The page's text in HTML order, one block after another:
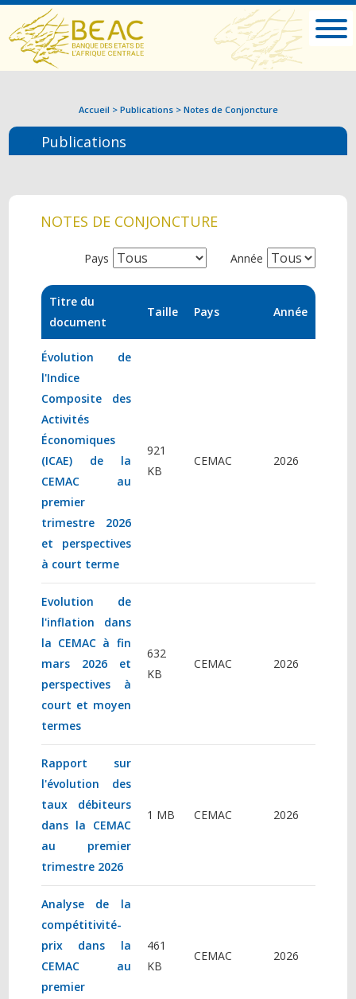
Accueil > Publications> Notes de Conjoncture
Publications
NOTES DE CONJONCTURE
Pays Année
Titre du
document
Taille Pays Année
Évolution de
l'Indice
Composite des
Activités
Économiques
(ICAE) de la
CEMAC au
premier
trimestre 2026
et perspectives
à court terme
921
KB
CEMAC 2026
Evolution de
l'inflation dans
la CEMAC à fin
mars 2026 et
perspectives à
court et moyen
termes
632
KB
CEMAC 2026
Rapport sur
l'évolution des
taux débiteurs
dans la CEMAC
au premier
trimestre 2026
1 MB CEMAC 2026
Analyse de la
compétitivité-
prix dans la
CEMAC au
premier
461
KB
CEMAC 2026